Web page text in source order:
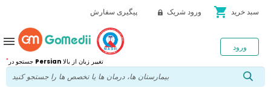
پیگیری سفارش ورود شریک shopping_cart سبد خرید
* Persian تغییر زبان از بالا
ورود menu